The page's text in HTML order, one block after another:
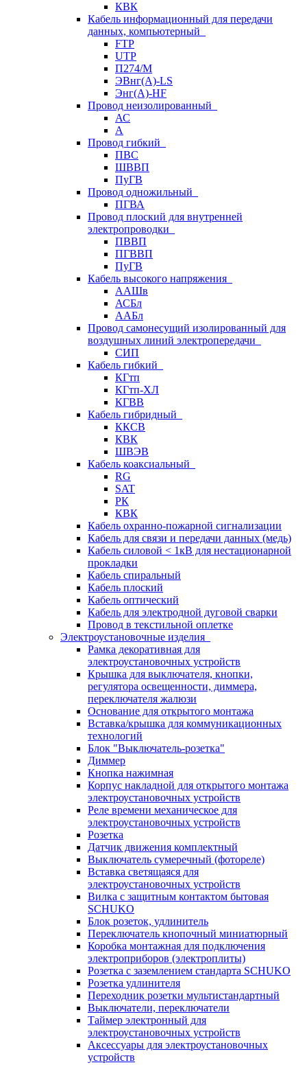
КВК
Кабель информационный для передачи
данных, компьютерный
FTP
UTP
П274/М
ЭВнг(А)-LS
Энг(А)-HF
Провод неизолированный
АС
А
Провод гибкий
ПВС
ШВВП
ПуГВ
Провод одножильный
ПГВА
Провод плоский для внутренней
электропроводки
ПВВП
ПГВВП
ПуГВ
Кабель высокого напряжения
ААШв
АСБл
ААБл
Провод самонесущий изолированный для
воздушных линий электропередачи
СИП
Кабель гибкий
КГтп
КГтп-ХЛ
КГВВ
Кабель гибридный
ККСВ
КВК
ШВЭВ
Кабель коаксиальный
RG
SAT
РК
КВК
Кабель охранно-пожарной сигнализации
Кабель для связи и передачи данных (медь)
Кабель силовой < 1кВ для нестационарной
прокладки
Кабель спиральный
Кабель плоский
Кабель оптический
Кабель для электродной дуговой сварки
Провод в текстильной оплетке
Электроустановочные изделия
Рамка декоративная для
электроустановочных устройств
Крышка для выключателя, кнопки,
регулятора освещенности, диммера,
переключателя жалюзи
Основание для открытого монтажа
Вставка/крышка для коммуникационных
технологий
Блок "Выключатель-розетка"
Диммер
Кнопка нажимная
Корпус накладной для открытого монтажа
электроустановочных устройств
Реле времени механическое для
электроустановочных устройств
Розетка
Датчик движения комплектный
Выключатель сумеречный (фотореле)
Вставка светящаяся для
электроустановочных устройств
Вилка с защитным контактом бытовая
SCHUKO
Блок розеток, удлинитель
Переключатель кнопочный миниатюрный
Коробка монтажная для подключения
электроприборов (электроплиты)
Розетка с заземлением стандарта SCHUKO
Розетка удлинителя
Переходник розетки мультистандартный
Выключатели, переключатели
Таймер электронный для
электроустановочных устройств
Аксессуары для электроустановочных
устройств